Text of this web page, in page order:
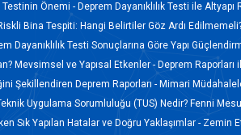
Testinin Önemi - Deprem Dayanıklılık Testi ile
Bina Tespiti: Hangi Belirtiler Göz Ardı
Dayanıklılık Testi Sonuçlarına Göre Yapı
Mevsimsel ve Yapısal Etkenler - Deprem
Şekillendiren Deprem Raporları - Mimari
Uygulama Sorumluluğu (TUS) Nedir? Fenni
Sık Yapılan Hatalar ve Doğru Yaklaşımlar - Zemin